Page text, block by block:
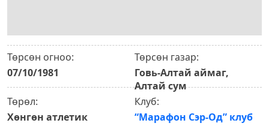
Төрсөн огноо:
07/10/1981
Төрсөн газар:
Говь-Алтай аймаг,
Алтай сум
Төрөл:
Хөнгөн атлетик
Клуб:
“Марафон Сэр-Од” клуб